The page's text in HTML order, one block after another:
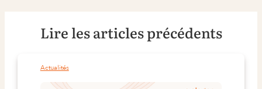
Lire les articles précédents
Actualités